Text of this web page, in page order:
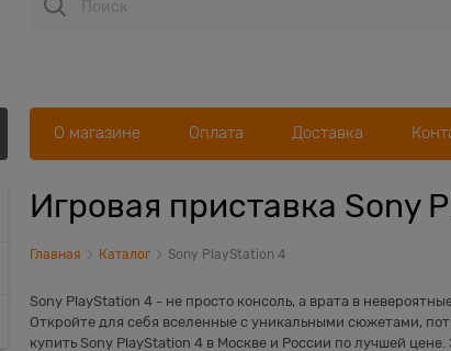
О магазине Оплата Доставка
Игровая приставка Sony
Главная Каталог Sony PlayStation 4
Sony PlayStation 4 - не просто консоль, а врата в
Откройте для себя вселенные с уникальными сюжетами,
купить Sony PlayStation 4 в Москве и России по лучшей